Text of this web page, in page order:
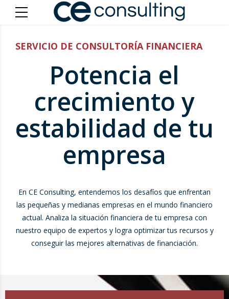
SERVICIO DE CONSULTORÍA FINANCIERA
Potencia el
crecimiento y
estabilidad de tu
empresa
En CE Consulting, entendemos los desafíos que enfrentan
las pequeñas y medianas empresas en el mundo financiero
actual. Analiza la situación financiera de tu empresa con
nuestro equipo de expertos y logra optimizar tus recursos y
conseguir las mejores alternativas de financiación.